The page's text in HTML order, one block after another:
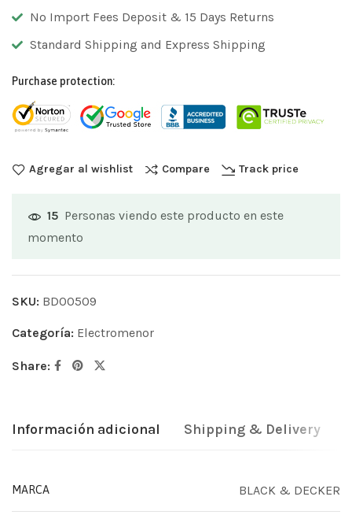
No Import Fees Deposit & 15 Days Returns
Standard Shipping and Express Shipping
Purchase protection:
Agregar al wishlist Compare Track price
15 Personas viendo este producto en este
momento
SKU: BD00509
Categoría: Electromenor
Share:
Información adicional Shipping & Delivery
MARCA BLACK & DECKER